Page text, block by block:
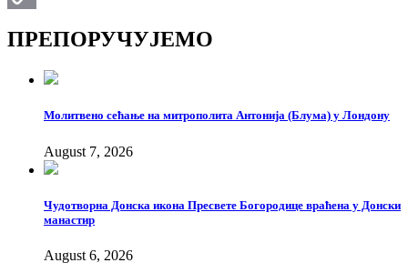
ПРЕПОРУЧУЈЕМО
Молитвено сећање на митрополита Антонија (Блума) у Лондону
August 7, 2026
Чудотворна Донска икона Пресвете Богородице враћена у Донски
манастир
August 6, 2026